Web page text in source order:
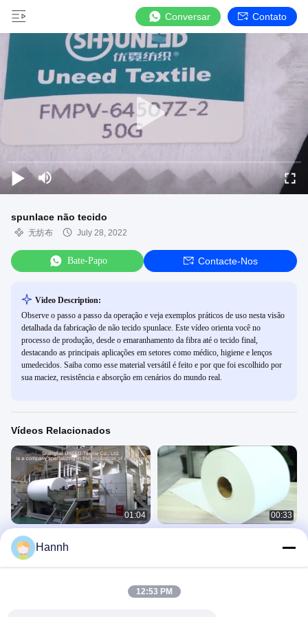
Conversar Contato
spunlace não tecido
无纺布 July 28, 2022
Bate-Papo Contacte-Nos
Video Description:
Observe o passo a passo da operação e veja exemplos práticos de uso nesta visão
detalhada da fabricação de não tecido spunlace. Este vídeo orienta você no
processo de produção, desde o emaranhamento da fibra até o tecido final,
destacando as principais aplicações em setores como médico, higiene e lenços
umedecidos. Saiba como esse material versátil é feito e por que foi escolhido por
sua maciez, resistência e absorção em cenários do mundo real.
Vídeos Relacionados
01:04
Mostra personalizada da oficina da
tela de tecelagem não dos PP
Spunbond Spunlace
无纺布
00:33
Hannh
12:53 PM